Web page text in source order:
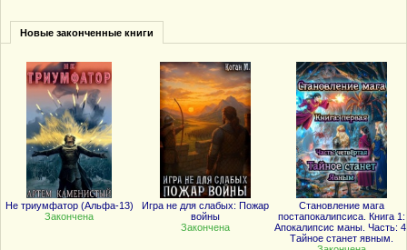
Новые законченные книги
Не триумфатор (Альфа-13)
Закончена
Игра не для слабых: Пожар
войны
Закончена
Становление мага
постапокалипсиса. Книга 1:
Апокалипсис маны. Часть:
Тайное станет явным.